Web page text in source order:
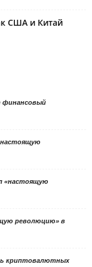
США и Китай
финансовый
«настоящую
революцию» в
криптовалютных